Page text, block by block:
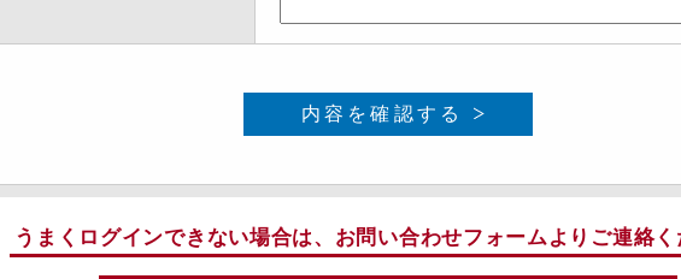
内容を確認する
うまくログインできない場合は、お問い合わせフォームよりご連絡く